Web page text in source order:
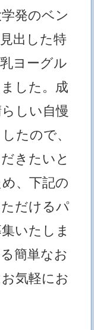
発のベン
出した特
ヨーグル
した。成
しい自慢
たので、
きたいと
、下記の
だけるパ
いたしま
簡単なお
気軽にお